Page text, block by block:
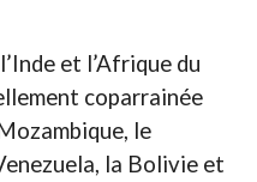
et l’Afrique du
coparrainée
le
la Bolivie et